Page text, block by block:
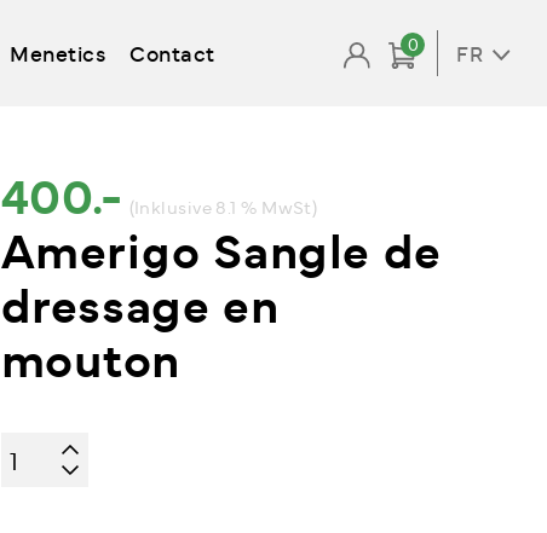
Menetics Contact 0 FR
400.- (Inklusive 8.1 % MwSt)
Amerigo Sangle de
dressage en
mouton
quantité